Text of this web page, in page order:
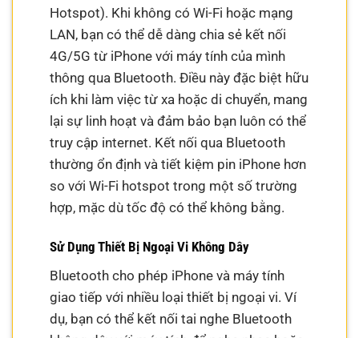
Hotspot). Khi không có Wi-Fi hoặc mạng
LAN, bạn có thể dễ dàng chia sẻ kết nối
4G/5G từ iPhone với máy tính của mình
thông qua Bluetooth. Điều này đặc biệt hữu
ích khi làm việc từ xa hoặc di chuyển, mang
lại sự linh hoạt và đảm bảo bạn luôn có thể
truy cập internet. Kết nối qua Bluetooth
thường ổn định và tiết kiệm pin iPhone hơn
so với Wi-Fi hotspot trong một số trường
hợp, mặc dù tốc độ có thể không bằng.
Sử Dụng Thiết Bị Ngoại Vi Không Dây
Bluetooth cho phép iPhone và máy tính
giao tiếp với nhiều loại thiết bị ngoại vi. Ví
dụ, bạn có thể kết nối tai nghe Bluetooth